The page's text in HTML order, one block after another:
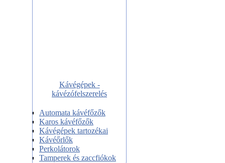
Kávégépek -
kávézófelszerelés
Automata kávéfőzők
Karos kávéfőzők
Kávégépek tartozékai
Kávéőrlők
Perkolátorok
Tamperek és zaccfiókok